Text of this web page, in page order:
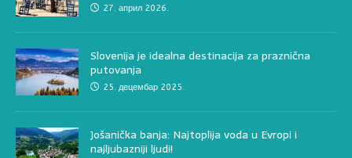
27. април 2026.
Slovenija je idealna destinacija za praznična
putovanja
25. децембар 2025.
Jošanička banja: Najtoplija voda u Evropi i
najljubazniji ljudi!